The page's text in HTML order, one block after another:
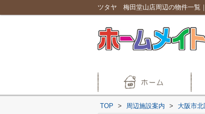
TOP > 周辺施設案内 > 大阪市北